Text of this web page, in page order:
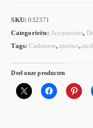
SKU:032371
Categorieën:Accessoires,
Tags: Cashmere, merino,
Deel onze producten